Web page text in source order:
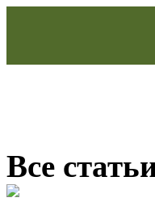
Все